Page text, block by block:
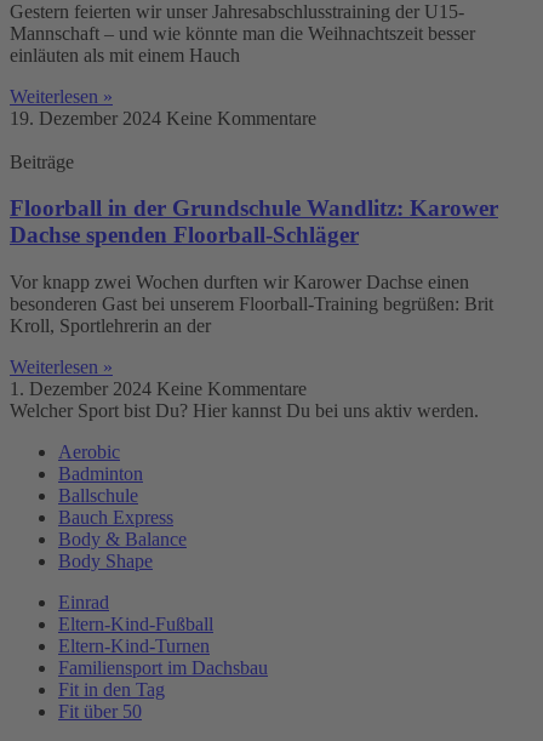
Gestern feierten wir unser Jahresabschlusstraining der U15-
Mannschaft – und wie könnte man die Weihnachtszeit besser
einläuten als mit einem Hauch
Weiterlesen »
19. Dezember 2024 Keine Kommentare
Beiträge
Floorball in der Grundschule Wandlitz: Karower
Dachse spenden Floorball-Schläger
Vor knapp zwei Wochen durften wir Karower Dachse einen
besonderen Gast bei unserem Floorball-Training begrüßen: Brit
Kroll, Sportlehrerin an der
Weiterlesen »
1. Dezember 2024 Keine Kommentare
Welcher Sport bist Du? Hier kannst Du bei uns aktiv werden.
Aerobic
Badminton
Ballschule
Bauch Express
Body & Balance
Body Shape
Einrad
Eltern-Kind-Fußball
Eltern-Kind-Turnen
Familiensport im Dachsbau
Fit in den Tag
Fit über 50